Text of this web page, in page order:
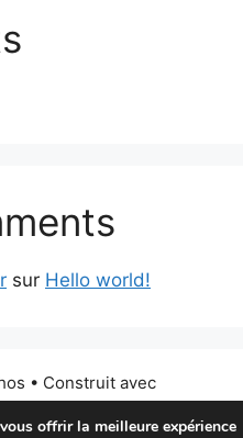
sur Hello world!
• Construit avec
offrir la meilleure expérience